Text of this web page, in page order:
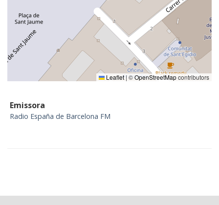
Leaflet|©OpenStreetMapcontributors
Emissora
Radio España de Barcelona FM